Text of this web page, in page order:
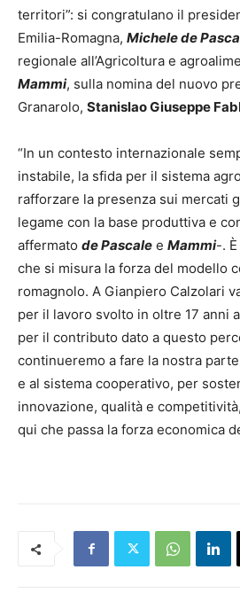
territori”: si congratulano il
Emilia-Romagna, Michele de
regionale all’Agricoltura e
Mammi, sulla nomina del nuovo
Granarolo, Stanislao Giuseppe
“In un contesto internazionale
instabile, la sfida per il sistema
rafforzare la presenza sui mercati
legame con la base produttiva e
affermato de Pascale e Mammi-.
che si misura la forza del modello
romagnolo. A Gianpiero Calzolari
per il lavoro svolto in oltre 17 anni
per il contributo dato a questo
continueremo a fare la nostra
e al sistema cooperativo, per
innovazione, qualità e
qui che passa la forza economica